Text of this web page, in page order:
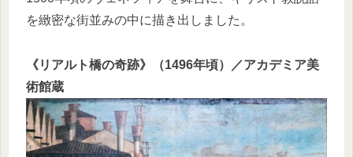
を緻密な街並みの中に描き出しました。
《リアルト橋の奇跡》（1496年頃）／アカデミア美
術館蔵